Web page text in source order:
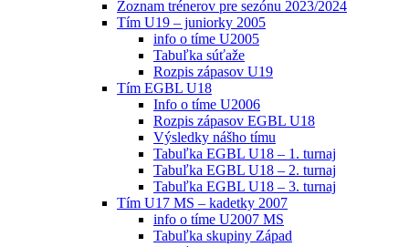
Zoznam trénerov pre sezónu 2023/2024
Tím U19 – juniorky 2005
info o tíme U2005
Tabuľka súťaže
Rozpis zápasov U19
Tím EGBL U18
Info o tíme U2006
Rozpis zápasov EGBL U18
Výsledky nášho tímu
Tabuľka EGBL U18 – 1. turnaj
Tabuľka EGBL U18 – 2. turnaj
Tabuľka EGBL U18 – 3. turnaj
Tím U17 MS – kadetky 2007
info o tíme U2007 MS
Tabuľka skupiny Západ